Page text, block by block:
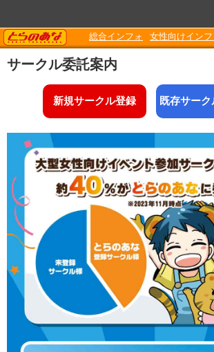
TORANOANA
総合インフォ 女性向けインフ
サークル委託案内
新規サークル登録 既存サー